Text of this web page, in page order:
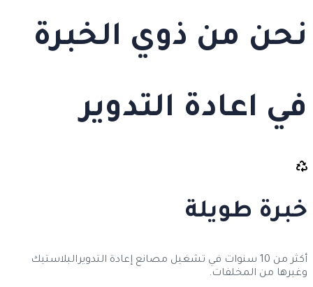
نحن من ذوي الخبرة
في اعادة التدوير
خبرة طويلة
أكثر من 10 سنوات في تشغيل مصانع إعادة التدويرالبلاستيك
وغيرها من المخلفات.